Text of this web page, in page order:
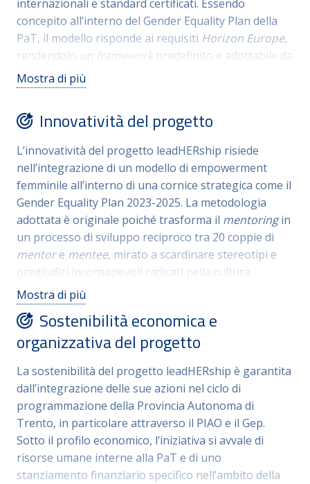
sostitute dirigenti nel ruolo di mentor, mentre le
direttrici e le sostitute direttrici partecipano come
mentee.
internazionali e standard certificati. Essendo
concepito all’interno del Gender Equality Plan della
PaT, il modello risponde ai requisiti Horizon Europe,
rendendolo un frameworkpredefinito e adottabile da
altre amministrazioni pubbliche che necessitano di
azioni concrete per eliminare il divario di genere
consolidate come ilmentoring eal supporto
scientifico di soggetti certificati in materia Il progetto
si propone come un modello territoriale capace di
generare valore pubblico aggiunto, esportabile in
contesti differenti grazie alla modularità delle sue
aree di intervento. In più, il progetto prevede anche
la creazione di Linee Guida per lo sviluppo e la
scalabilità dello stesso, nell’ottica del consolidamento
dello stesso.
Mostra di più
Innovatività del progetto
L’innovatività del progetto leadHERship risiede
nell’integrazione di un modello di empowerment
femminile all’interno di una cornice strategica come il
Gender Equality Plan 2023-2025. La metodologia
adottata è originale poiché trasforma il mentoringin
un processo di sviluppo reciproco tra 20 coppie di
mentore mentee, mirato a scardinare stereotipi e
pregiudizi inconsapevoli radicati nella cultura
organizzativa
trasmissione di saperi, ma punta a rafforzare la
leadershipinclusiva, consapevole e collaborativa
attraverso sessioni individuali e supervisioni di alta
utilizzati garantiscono un elevato coinvolgimento del
top management, trasformando la formazione in un
impegno istituzionale concreto.Questa sinergia tra
crescita individuale e impatto sistemico definisce un
approccio d’avanguardia per la pubblica
amministrazione.
Mostra di più
Sostenibilità economica e
organizzativa del progetto
La sostenibilità del progetto leadHERship è garantita
dall’integrazione delle sue azioni nel ciclo di
programmazione della Provincia Autonoma di
Trento, in particolare attraverso il PIAO e il Gep.
Sotto il profilo economico, l’iniziativa si avvale di
risorse umane interne alla PaT e di uno
stanziamento finanziario specifico nell’ambito della